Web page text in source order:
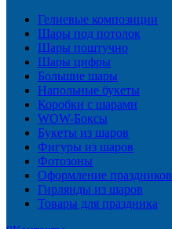
Гелиевые композиции
Шары под потолок
Шары поштучно
Шары цифры
Большие шары
Напольные букеты
Коробки с шарами
WOW-Боксы
Букеты из шаров
Фигуры из шаров
Фотозоны
Оформление праздников
Гирлянды из шаров
Товары для праздника